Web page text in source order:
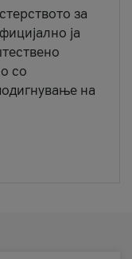
за
ја
со
на